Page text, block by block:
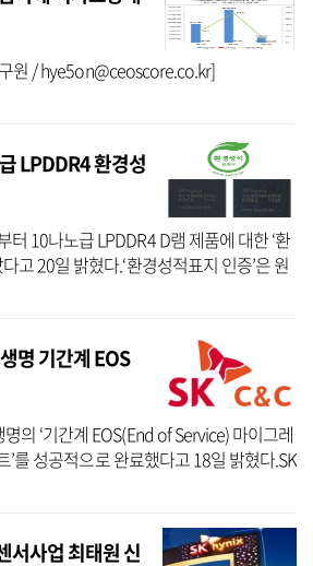
원 / hye5on@ceoscore.co.kr]
LPDDR4 환경성
터 10나노급 LPDDR4 D램 제품에 대한 ‘환
고 20일 밝혔다.‘환경성적표지 인증’은 원
제품의 전 과정에서 배출되는 오염물질이
명 기간계 EOS
의 ‘기간계 EOS(End of Service) 마이그레
를 성공적으로 완료했다고 18일 밝혔다.SK
기존 기간계 시스템 인프라인 IBM
서사업 최태원 신